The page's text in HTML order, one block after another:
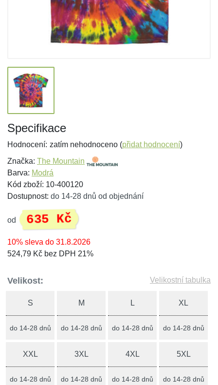
Specifikace
Hodnocení: zatím nehodnoceno (přidat hodnocení)
Značka: The Mountain
Barva: Modrá
Kód zboží: 10-400120
Dostupnost: do 14-28 dnů od objednání
od 635 Kč
10% sleva do 31.8.2026
524,79 Kč bez DPH 21%
Velikost: Velikostní tabulka
S
do 14-28 dnů
M
do 14-28 dnů
L
do 14-28 dnů
XL
do 14-28 dnů
XXL
do 14-28 dnů
3XL
do 14-28 dnů
4XL
do 14-28 dnů
5XL
do 14-28 dnů